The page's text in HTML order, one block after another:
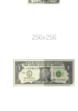
256x256